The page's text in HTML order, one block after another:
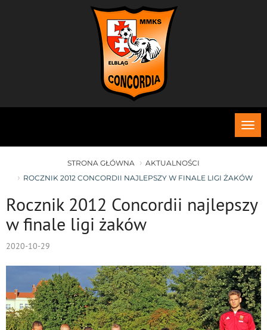
STRONA GŁÓWNA
AKTUALNOŚCI
ROCZNIK 2012 CONCORDII NAJLEPSZY W FINALE LIGI ŻAKÓW
Rocznik 2012 Concordii najlepszy
w finale ligi żaków
2020-10-29